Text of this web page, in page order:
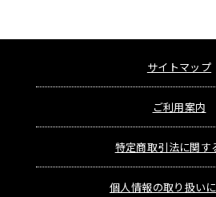
サイトマップ
ご利用案内
特定商取引法に関す
個人情報の取り扱い